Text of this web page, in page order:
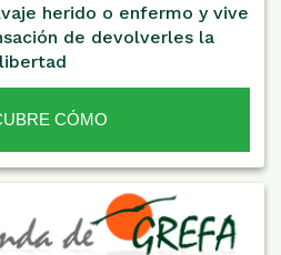
herido o enfermo y vive
de devolverles la
libertad
CÓMO